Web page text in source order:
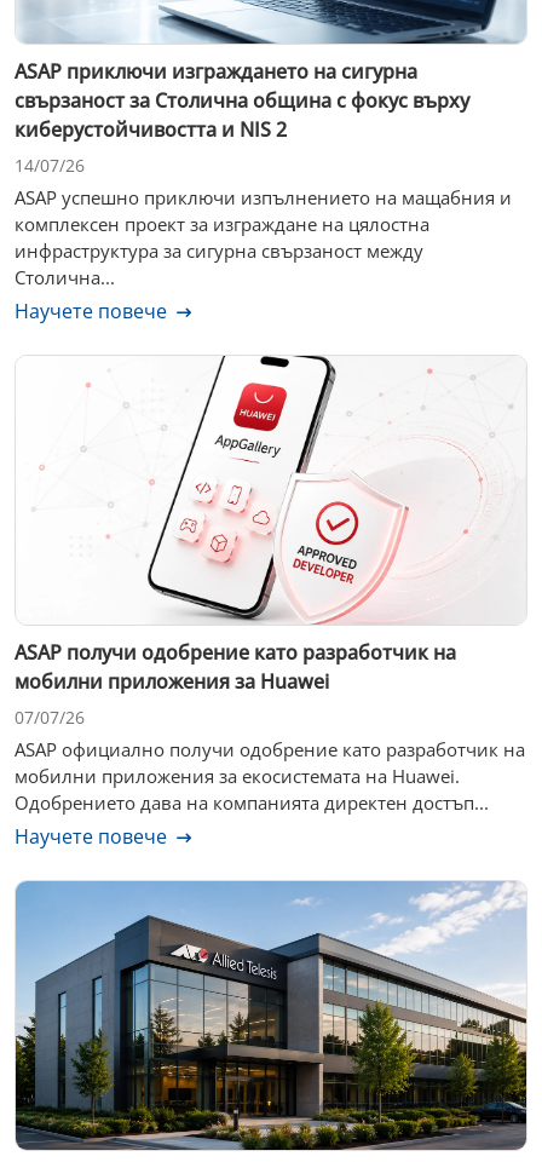
ASAP приключи изграждането на сигурна
свързаност за Столична община с фокус върху
киберустойчивостта и NIS 2
14/07/26
ASAP успешно приключи изпълнението на мащабния и
комплексен проект за изграждане на цялостна
инфраструктура за сигурна свързаност между
Столична...
Научете повече
ASAP получи одобрение като разработчик на
мобилни приложения за Huawei
07/07/26
ASAP официално получи одобрение като разработчик на
мобилни приложения за екосистемата на Huawei.
Одобрението дава на компанията директен достъп...
Научете повече